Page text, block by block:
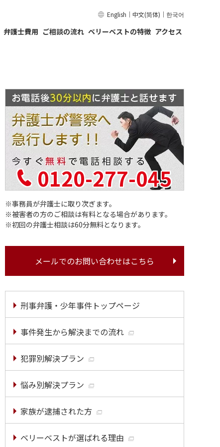
English ｜ 中文(简体) ｜ 한국어
弁護士費用 ご相談の流れ ベリーベストの特徴 アクセス
0120-277-045
事務員が弁護士に取り次ぎます。
被害者の方のご相談は有料となる場合があります。
初回の弁護士相談は60分無料となります。
メールでのお問い合わせはこちら
刑事弁護・少年事件トップページ
事件発生から解決までの流れ
犯罪別解決プラン
悩み別解決プラン
家族が逮捕された方
ベリーベストが選ばれる理由